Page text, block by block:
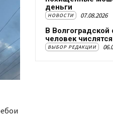
деньги
НОВОСТИ 07.08.2026
В Волгоградской
человек
ВЫБОР РЕДАКЦИИ